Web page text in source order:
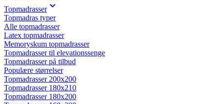
Topmadrasser
Topmadras typer
Alle topmadrasser
Latex topmadrasser
Memoryskum topmadrasser
Topmadrasser til elevationssenge
Topmadrasser på tilbud
Populære størrelser
Topmadrasser 200x200
Topmadrasser 180x210
Topmadrasser 180x200